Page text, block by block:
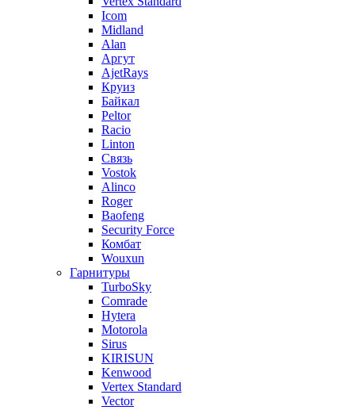
Icom
Midland
Alan
Аргут
AjetRays
Круиз
Байкал
Peltor
Racio
Linton
Связь
Vostok
Alinco
Roger
Baofeng
Security Force
Комбат
Wouxun
Гарнитуры
TurboSky
Comrade
Hytera
Motorola
Sirus
KIRISUN
Kenwood
Vertex Standard
Vector